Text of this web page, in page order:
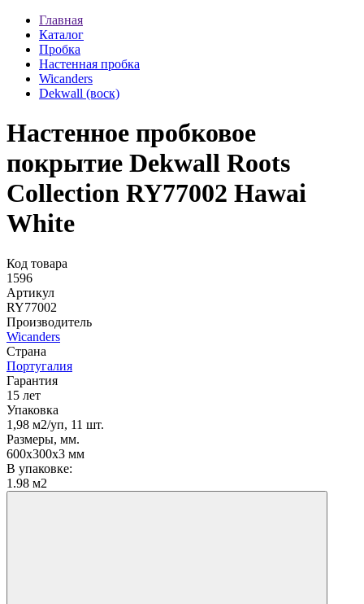
Главная
Каталог
Пробка
Настенная пробка
Wicanders
Dekwall (воск)
Настенное пробковое
покрытие Dekwall Roots
Collection RY77002 Hawai
White
Код товара
1596
Артикул
RY77002
Производитель
Wicanders
Страна
Португалия
Гарантия
15 лет
Упаковка
1,98 м2/уп, 11 шт.
Размеры, мм.
600х300х3 мм
В упаковке:
1.98 м2